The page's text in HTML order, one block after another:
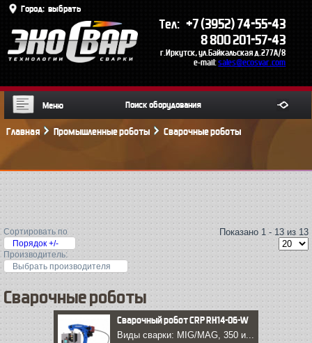
Город: выбрать
Тел: +7 (3952) 74-55-43
8 800 201-57-43
г.Иркутск, ул.Байкальская д.277А/8
e-mail:sales@ecosvar.com
Меню
Главная Промышленные роботы Сварочные роботы
Сортировать по
Порядок +/-
Производитель:
Выбрать производителя
Показано 1 - 13 из 13
Сварочные роботы
Сварочный робот CRP RH14-06-W
Виды сварки: MIG/MAG, 350 и...